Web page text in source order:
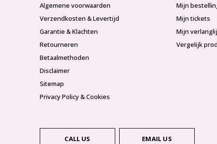
Algemene voorwaarden
Verzendkosten & Levertijd
Garantie & Klachten
Retourneren
Betaalmethoden
Disclaimer
Sitemap
Privacy Policy & Cookies
Mijn
Mijn tickets
Mijn
Vergelijk
CALL US EMAIL US